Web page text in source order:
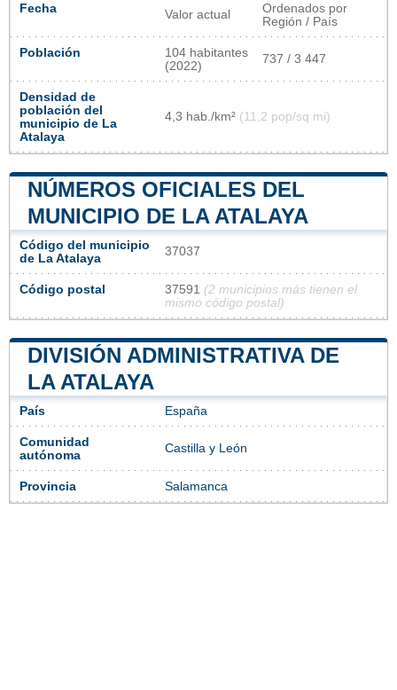
Fecha Valor actual
Ordenados por
Región / País
Población
104 habitantes
(2022)
737 / 3 447
Densidad de
población del
municipio de La
Atalaya
4,3 hab./km² (11,2 pop/sq mi)
NÚMEROS OFICIALES DEL
MUNICIPIO DE LA ATALAYA
Código del municipio
de La Atalaya
37037
Código postal 37591 (2 municipios más tienen el
mismo código postal)
DIVISIÓN ADMINISTRATIVA DE
LA ATALAYA
País España
Comunidad
autónoma
Castilla y León
Provincia Salamanca